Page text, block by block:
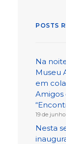
POSTS
Na
Museu
em
Amigos
19 de
Nesta